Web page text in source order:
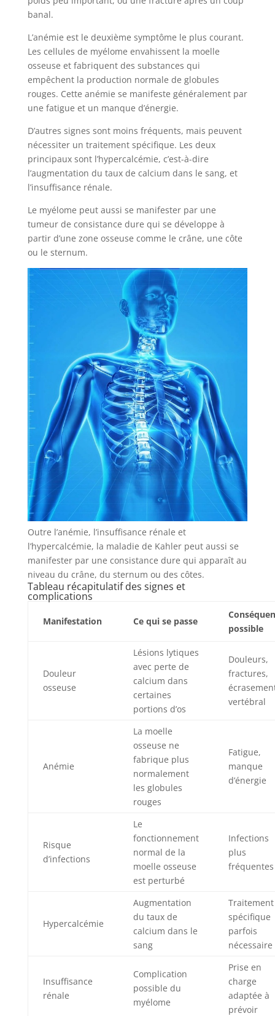
banal.
L’anémie est le deuxième symptôme le plus courant.
Les cellules de myélome envahissent la moelle
osseuse et fabriquent des substances qui
empêchent la production normale de globules
rouges. Cette anémie se manifeste généralement par
une fatigue et un manque d’énergie.
D’autres signes sont moins fréquents, mais peuvent
nécessiter un traitement spécifique. Les deux
principaux sont l’hypercalcémie, c’est-à-dire
l’augmentation du taux de calcium dans le sang, et
l’insuffisance rénale.
Le myélome peut aussi se manifester par une
tumeur de consistance dure qui se développe à
partir d’une zone osseuse comme le crâne, une côte
ou le sternum.
Outre l’anémie, l’insuffisance rénale et
l’hypercalcémie, la maladie de Kahler peut aussi se
manifester par une consistance dure qui apparaît au
niveau du crâne, du sternum ou des côtes.
Tableau récapitulatif des signes et
complications
Manifestation Ce qui se passe
possible
Douleur
osseuse
Lésions lytiques
avec perte de
calcium dans
certaines
portions d’os
Douleurs,
fractures,
vertébral
Anémie
La moelle
osseuse ne
fabrique plus
normalement
les globules
rouges
Fatigue,
manque
d’énergie
Risque
d’infections
Le
fonctionnement
normal de la
moelle osseuse
est perturbé
Infections
plus
fréquentes
Hypercalcémie
Augmentation
du taux de
calcium dans le
sang
Traitement
spécifique
parfois
nécessaire
Insuffisance
rénale
Complication
possible du
myélome
Prise en
charge
adaptée à
prévoir